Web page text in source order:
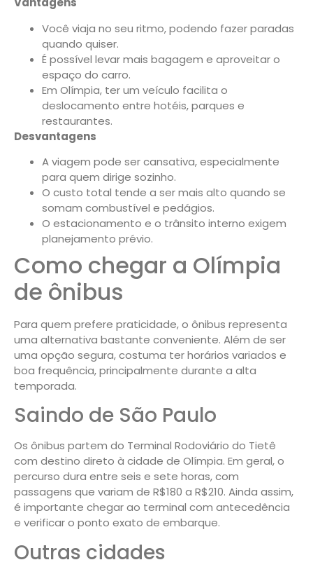
Você viaja no seu ritmo, podendo fazer paradas
quando quiser.
É possível levar mais bagagem e aproveitar o
espaço do carro.
Em Olímpia, ter um veículo facilita o
deslocamento entre hotéis, parques e
restaurantes.
Desvantagens
A viagem pode ser cansativa, especialmente
para quem dirige sozinho.
O custo total tende a ser mais alto quando se
somam combustível e pedágios.
O estacionamento e o trânsito interno exigem
planejamento prévio.
Como chegar a Olímpia
de ônibus
Para quem prefere praticidade, o ônibus representa
uma alternativa bastante conveniente. Além de ser
uma opção segura, costuma ter horários variados e
boa frequência, principalmente durante a alta
temporada.
Saindo de São Paulo
Os ônibus partem do Terminal Rodoviário do Tietê
com destino direto à cidade de Olímpia. Em geral, o
percurso dura entre seis e sete horas, com
passagens que variam de R$180 a R$210. Ainda assim,
é importante chegar ao terminal com antecedência
e verificar o ponto exato de embarque.
Outras cidades